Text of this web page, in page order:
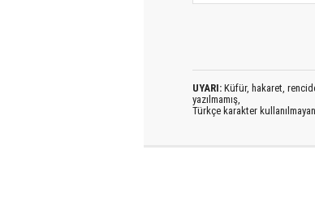
UYARI: Küfür, hakaret,
yazılmamış,
Türkçe karakter